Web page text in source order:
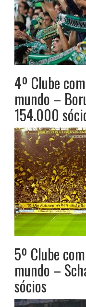
4º Clube
mundo –
154.000
5º Clube
mundo –
sócios